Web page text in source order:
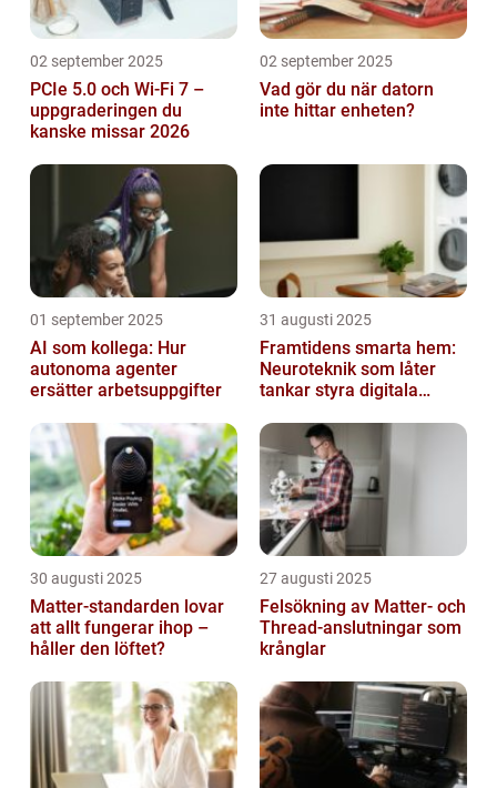
02 september 2025
PCIe 5.0 och Wi-Fi 7 –
uppgraderingen du
kanske missar 2026
02 september 2025
Vad gör du när datorn
inte hittar enheten?
01 september 2025
AI som kollega: Hur
autonoma agenter
ersätter arbetsuppgifter
31 augusti 2025
Framtidens smarta hem:
Neuroteknik som låter
tankar styra digitala
30 augusti 2025
Matter-standarden lovar
att allt fungerar ihop –
håller den löftet?
27 augusti 2025
Felsökning av Matter‑ och
Thread‑anslutningar som
krånglar